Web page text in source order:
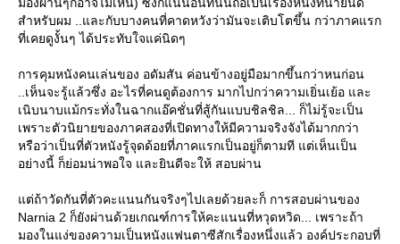
สำหรับผม ..และกับบางคนที่คาดหวังว่ามันจะเติบโตขึ้น กว่าภาคแรก
ที่เคยดูงั้นๆ ได้ประทับใจแค่นิดๆ
การคุมหนังคนเล่นของ อดัมสัน ค่อนข้างอยู่มือมากขึ้นกว่าหนก่อน
..เห็นจะรู้แล้วซึ่ง อะไรที่คนดูต้องการ มากไปกว่าความเยิ่นเย้อ และ
เนิบนาบแม้กระทั่งในฉากแอ๊คชั่นที่สู้กันแบบชิลชิล... ก็ไม่รู้จะเป็น
เพราะตัวนิยายของภาคสองที่เปิดทางให้มีความจริงจังได้มากกว่า
หรือว่าเป็นที่ตัวหนังรู้จุดด้อยที่ภาคแรกเป็นอยู่ก็ตามที แต่เห็นเป็น
อย่างนี้ ก็ย่อมน่าพอใจ และยินดีจะให้ สอบผ่าน
ต่ถ้าวัดกันที่ตัวคะแนนกันจริงๆไปเลยด้วยละก็ การสอบผ่านของ
Narnia 2 ก็ยังผ่านด้วยเกณฑ์การให้คะแนนที่หวุดหวิด... เพราะถ้า
มองในแง่ของความเป็นหนังแฟนตาซีสักเรื่องหนึ่งแล้ว องค์ประกอบที่